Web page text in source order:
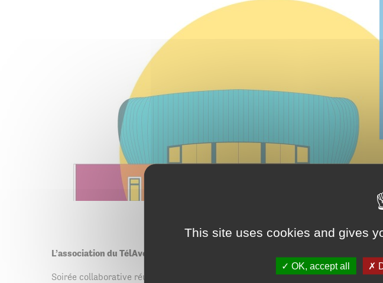
L’association du TélAvéthon organise la seconde édition du Brethon Show le
Soirée collaborative réunissant plusieurs associations avéennes autour de la
This site uses cookies and gives
OK, accept all